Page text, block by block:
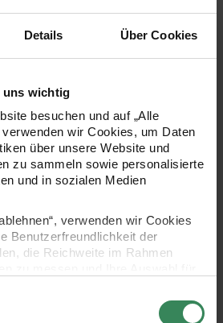
Details Über Cookies
uns wichtig
besuchen und auf „Alle
wir Cookies, um Daten
über unsere Website und
zu sammeln sowie personalisierte
und in sozialen Medien
verwenden wir Cookies
Benutzerfreundlichkeit der
die Reichweite im Rahmen
und kann jederzeit über den
Hersteller:
Rico Design
Paper Patch Schleifen Rot-
weiß gestreift
30x42cm